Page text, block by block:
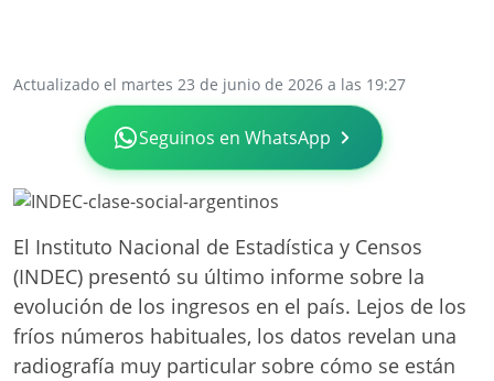
Actualizado el martes 23 de junio de 2026 a las 19:27
Seguinos en WhatsApp
El Instituto Nacional de Estadística y Censos
(INDEC) presentó su último informe sobre la
evolución de los ingresos en el país. Lejos de los
fríos números habituales, los datos revelan una
radiografía muy particular sobre cómo se están